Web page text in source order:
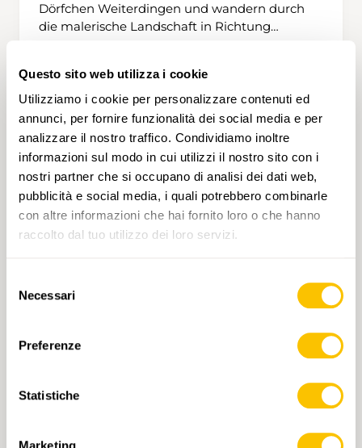
Questo sito web utilizza i cookie
Utilizziamo i cookie per personalizzare contenuti ed
annunci, per fornire funzionalità dei social media e per
analizzare il nostro traffico. Condividiamo inoltre
informazioni sul modo in cui utilizzi il nostro sito con i
nostri partner che si occupano di analisi dei dati web,
pubblicità e social media, i quali potrebbero combinarle
con altre informazioni che hai fornito loro o che hanno
raccolto dal tuo utilizzo dei loro servizi.
delNecessari
Preferenze
Statistiche
Marketing
Dörfchen Weiterdingen und wandern durch
die malerische Landschaft in Richtung
eingebettet zwischen weitläufigen Feldern.
Meist folgen wir alten Ackerwegen, die der
Landschaft ihren ursprünglichen Charme
lassen.Nur kurze Abschnitte verlaufen auf
festen, kaum befahrenen Straßen. So
geniessen wir eine ruhige, naturnahe
Wanderung durch offene Felder und weite
Ausblicke.Unterwegs kreuzen wir alte
Burgruinen, die unsere Aussicht zusätzlich
bereichern. Über Singen fahren wir zurück
Rundwanderung bei Bülach
Wald erreichen wir die Glatt. Wir wandern auf